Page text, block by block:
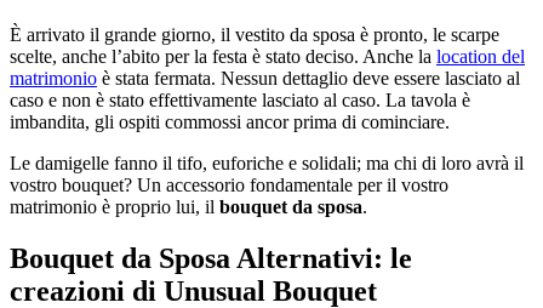
È arrivato il grande giorno, il vestito da sposa è pronto, le scarpe
scelte, anche l’abito per la festa è stato deciso. Anche la location del
matrimonio è stata fermata. Nessun dettaglio deve essere lasciato al
caso e non è stato effettivamente lasciato al caso. La tavola è
imbandita, gli ospiti commossi ancor prima di cominciare.
Le damigelle fanno il tifo, euforiche e solidali; ma chi di loro avrà il
vostro bouquet? Un accessorio fondamentale per il vostro
matrimonio è proprio lui, il bouquet da sposa.
Bouquet da Sposa Alternativi: le
creazioni di Unusual Bouquet